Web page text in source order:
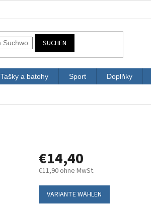
SUCHEN
Tašky a batohy Sport Doplňky
€14,40
€11,90 ohne MwSt.
Verkaufspreis:
VARIANTE WÄHLEN